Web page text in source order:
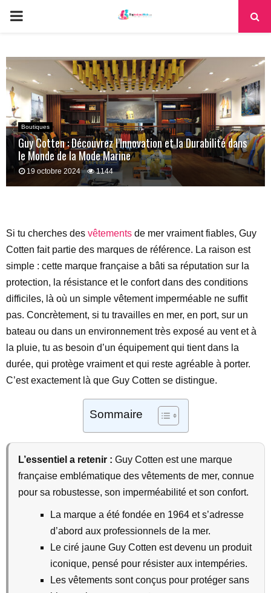
PRIMARY
Boutiques
Guy Cotten : Découvrez l’Innovation et la Durabilité dans
le Monde de la Mode Marine
19 octobre 2024 1144
Si tu cherches des vêtements de mer vraiment fiables, Guy
Cotten fait partie des marques de référence. La raison est
simple : cette marque française a bâti sa réputation sur la
protection, la résistance et le confort dans des conditions
difficiles, là où un simple vêtement imperméable ne suffit
pas. Concrètement, si tu travailles en mer, en port, sur un
bateau ou dans un environnement très exposé au vent et à
la pluie, tu as besoin d’un équipement qui tient dans la
durée, qui protège vraiment et qui reste agréable à porter.
C’est exactement là que Guy Cotten se distingue.
Sommaire
L’essentiel a retenir : Guy Cotten est une marque
française emblématique des vêtements de mer, connue
pour sa robustesse, son imperméabilité et son confort.
La marque a été fondée en 1964 et s’adresse
d’abord aux professionnels de la mer.
Le ciré jaune Guy Cotten est devenu un produit
iconique, pensé pour résister aux intempéries.
Les vêtements sont conçus pour protéger sans